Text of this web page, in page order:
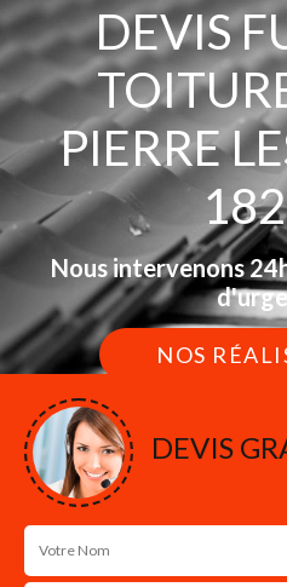
DEVIS
PIERRE
Nous intervenons
NOS
DEVIS